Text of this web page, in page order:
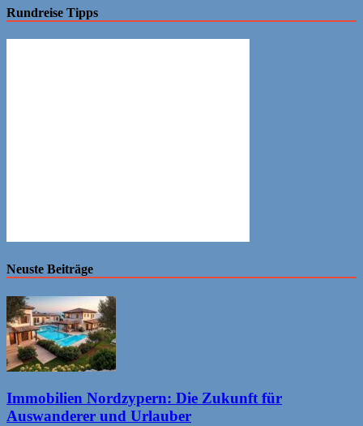
Rundreise Tipps
Neuste Beiträge
Immobilien Nordzypern: Die Zukunft für
Auswanderer und Urlauber